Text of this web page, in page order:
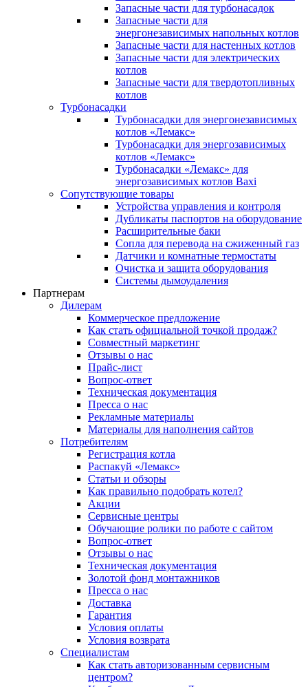
Запасные части для турбонасадок
Запасные части для
энергонезависимых напольных котлов
Запасные части для настенных котлов
Запасные части для электрических
котлов
Запасные части для твердотопливных
котлов
Турбонасадки
Турбонасадки для энергонезависимых
котлов «Лемакс»
Турбонасадки для энергозависимых
котлов «Лемакс»
Турбонасадки «Лемакс» для
энергозависимых котлов Baxi
Сопутствующие товары
Устройства управления и контроля
Дубликаты паспортов на оборудование
Расширительные баки
Сопла для перевода на сжиженный газ
Датчики и комнатные термостаты
Очистка и защита оборудования
Системы дымоудаления
Партнерам
Дилерам
Коммерческое предложение
Как стать официальной точкой продаж?
Совместный маркетинг
Отзывы о нас
Прайс-лист
Вопрос-ответ
Техническая документация
Пресса о нас
Рекламные материалы
Материалы для наполнения сайтов
Потребителям
Регистрация котла
Распакуй «Лемакс»
Статьи и обзоры
Как правильно подобрать котел?
Акции
Сервисные центры
Обучающие ролики по работе с сайтом
Вопрос-ответ
Отзывы о нас
Техническая документация
Золотой фонд монтажников
Пресса о нас
Доставка
Гарантия
Условия оплаты
Условия возврата
Специалистам
Как стать авторизованным сервисным
центром?